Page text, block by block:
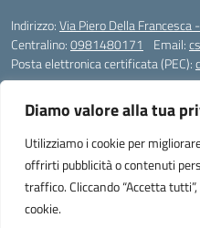
Diamo valore alla tua
Utilizziamo i cookie per
offrirti pubblicità o contenuti
traffico. Cliccando “Accetta
cookie.
Indirizzo:Via Piero Della
Centralino:0981480171 Email:
Posta elettronica certificata (PEC):
Codice meccanografico:
Codice Indice delle Pubbliche
Codice unico di fatturazione (CUF):